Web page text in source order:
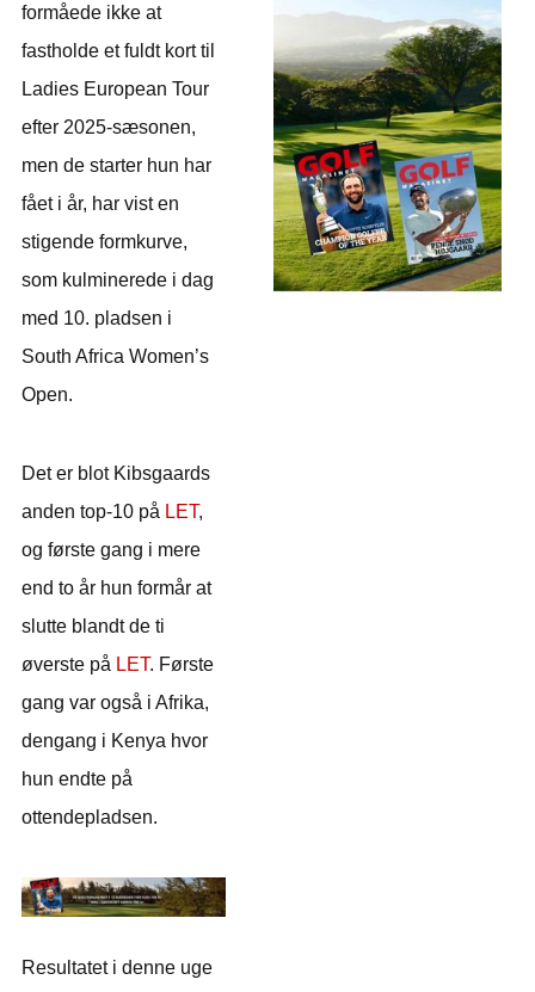
formåede ikke at
fastholde et fuldt kort til
Ladies European Tour
efter 2025-sæsonen,
men de starter hun har
fået i år, har vist en
stigende formkurve,
som kulminerede i dag
med 10. pladsen i
South Africa Women’s
Open.
Det er blot Kibsgaards
anden top-10 på LET,
og første gang i mere
end to år hun formår at
slutte blandt de ti
øverste på LET. Første
gang var også i Afrika,
dengang i Kenya hvor
hun endte på
ottendepladsen.
Resultatet i denne uge